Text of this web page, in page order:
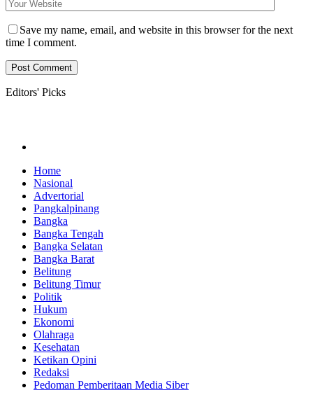
Save my name, email, and website in this browser for the next
time I comment.
Editors' Picks
Home
Nasional
Advertorial
Pangkalpinang
Bangka
Bangka Tengah
Bangka Selatan
Bangka Barat
Belitung
Belitung Timur
Politik
Hukum
Ekonomi
Olahraga
Kesehatan
Ketikan Opini
Redaksi
Pedoman Pemberitaan Media Siber